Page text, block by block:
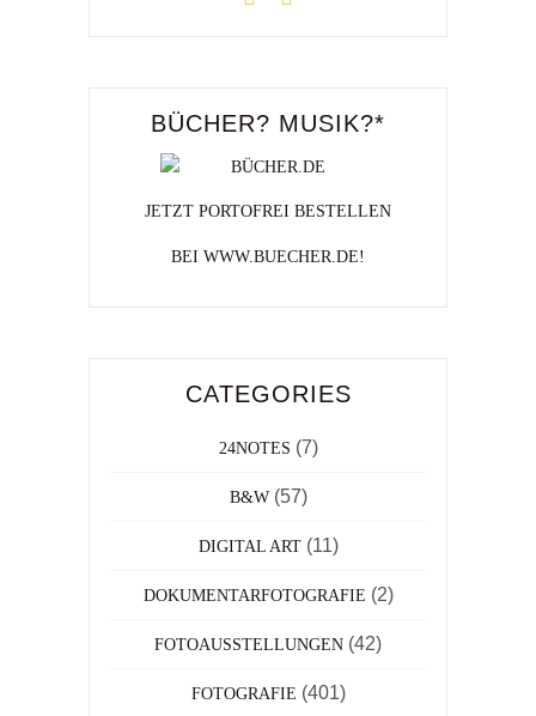
BÜCHER? MUSIK?*
JETZT PORTOFREI BESTELLEN
BEI WWW.BUECHER.DE!
CATEGORIES
24NOTES (7)
B&W(57)
DIGITAL ART(11)
DOKUMENTARFOTOGRAFIE (2)
FOTOAUSSTELLUNGEN (42)
FOTOGRAFIE (401)